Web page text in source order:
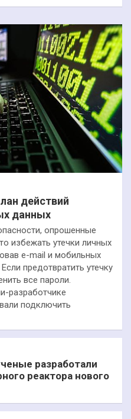
действий
данных
опрошенные
избежать утечки личных
e-mail и мобильных
предотвратить утечку
все пароли.
разработчике
подключить
разработали
реактора нового